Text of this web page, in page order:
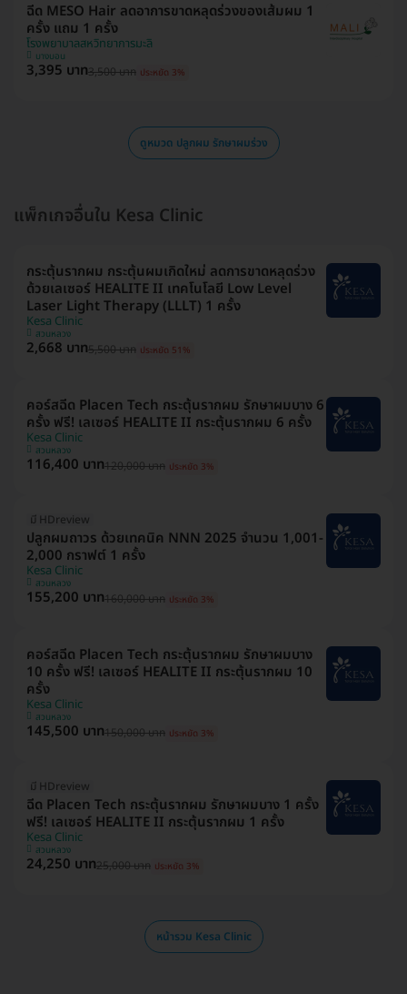
ฉีด MESO Hair ลดอาการขาดหลุดร่วงของเส้มผม 1
ครั้ง แถม 1 ครั้ง
โรงพยาบาลสหวิทยาการมะลิ
บางบอน
3,395 บาท3,500 บาท ประหยัด 3%
ดูหมวด ปลูกผม รักษาผมร่วง
แพ็กเกจอื่นใน Kesa Clinic
กระตุ้นรากผม กระตุ้นผมเกิดใหม่ ลดการขาดหลุดร่วง
ด้วยเลเซอร์ HEALITE II เทคโนโลยี Low Level
Laser Light Therapy (LLLT) 1 ครั้ง
Kesa Clinic
สวนหลวง
2,668 บาท5,500 บาท ประหยัด 51%
คอร์สฉีด Placen Tech กระตุ้นรากผม รักษาผมบาง 6
ครั้ง ฟรี! เลเซอร์ HEALITE II กระตุ้นรากผม 6 ครั้ง
Kesa Clinic
สวนหลวง
116,400 บาท120,000 บาท ประหยัด 3%
มี HDreview
ปลูกผมถาวร ด้วยเทคนิค NNN 2025 จำนวน 1,001-
2,000 กราฟต์ 1 ครั้ง
Kesa Clinic
สวนหลวง
155,200 บาท160,000 บาท ประหยัด 3%
คอร์สฉีด Placen Tech กระตุ้นรากผม รักษาผมบาง
10 ครั้ง ฟรี! เลเซอร์ HEALITE II กระตุ้นรากผม 10
ครั้ง
Kesa Clinic
สวนหลวง
145,500 บาท150,000 บาท ประหยัด 3%
มี HDreview
ฉีด Placen Tech กระตุ้นรากผม รักษาผมบาง 1 ครั้ง
ฟรี! เลเซอร์ HEALITE II กระตุ้นรากผม 1 ครั้ง
Kesa Clinic
สวนหลวง
24,250 บาท25,000 บาท ประหยัด 3%
หน้ารวม Kesa Clinic